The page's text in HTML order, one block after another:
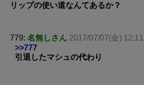
リップの使い道なんてあるか？
779: 名無しさん 2017/07/07(金)
>>777
引退したマシュの代わり